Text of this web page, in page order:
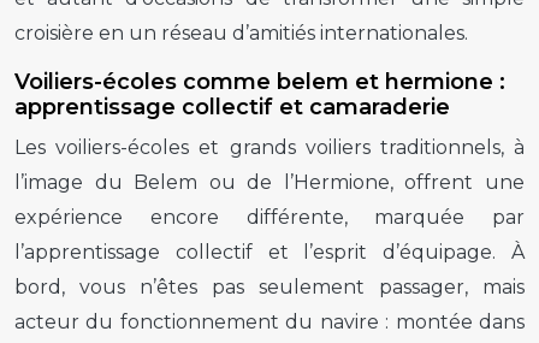
croisière en un réseau d’amitiés internationales.
Voiliers-écoles comme belem et hermione :
apprentissage collectif et camaraderie
Les voiliers-écoles et grands voiliers traditionnels, à
l’image du Belem ou de l’Hermione, offrent une
expérience encore différente, marquée par
l’apprentissage collectif et l’esprit d’équipage. À
bord, vous n’êtes pas seulement passager, mais
acteur du fonctionnement du navire : montée dans